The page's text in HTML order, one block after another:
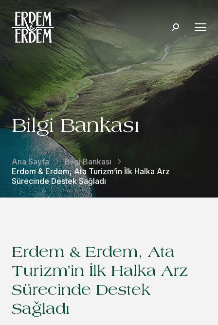
Bilgi Bankası
Ana Sayfa
Bilgi Bankası
Erdem & Erdem, Ata Turizm’in İlk Halka Arz
Sürecinde Destek Sağladı
Erdem & Erdem, Ata
Turizm’in İlk Halka Arz
Sürecinde Destek
Sağladı